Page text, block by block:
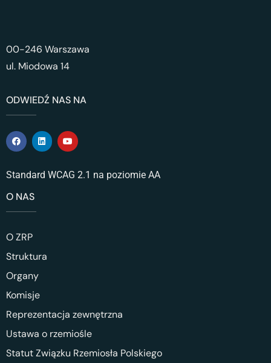
00-246 Warszawa
ul. Miodowa 14
ODWIEDŹ NAS NA
Standard WCAG 2.1 na poziomie AA
O NAS
O ZRP
Struktura
Organy
Komisje
Reprezentacja zewnętrzna
Ustawa o rzemiośle
Statut Związku Rzemiosła Polskiego